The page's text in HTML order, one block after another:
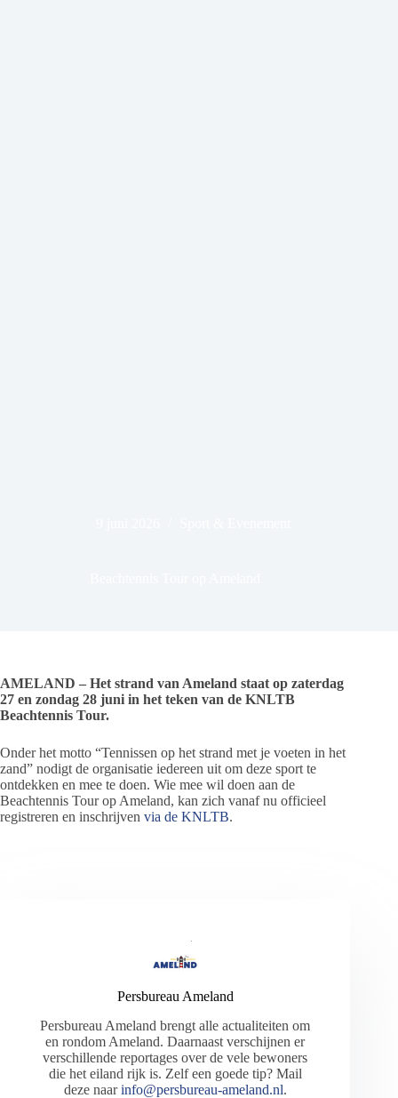
AMELAND – Het strand van Ameland staat op zaterdag
27 en zondag 28 juni in het teken van de KNLTB
Beachtennis Tour.
Onder het motto “Tennissen op het strand met je voeten in het
zand” nodigt de organisatie iedereen uit om deze sport te
ontdekken en mee te doen. Wie mee wil doen aan de
Beachtennis Tour op Ameland, kan zich vanaf nu officieel
registreren en inschrijven via de KNLTB.
Persbureau Ameland
Persbureau Ameland brengt alle actualiteiten om
en rondom Ameland. Daarnaast verschijnen er
verschillende reportages over de vele bewoners
die het eiland rijk is. Zelf een goede tip? Mail
deze naarinfo@persbureau-ameland.nl.